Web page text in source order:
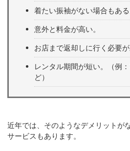
着たい振袖がない場合もある
意外と料金が高い。
お店まで返却しに行く必要が
レンタル期間が短い。（例
ど）
近年では、そのようなデメリットが
サービスもあります。